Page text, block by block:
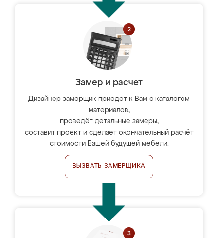
Замер и расчет
Дизайнер-замерщик приедет к Вам с каталогом
материалов,
проведёт детальные замеры,
составит проект и сделает окончательный расчёт
стоимости Вашей будущей мебели.
ВЫЗВАТЬ ЗАМЕРЩИКА